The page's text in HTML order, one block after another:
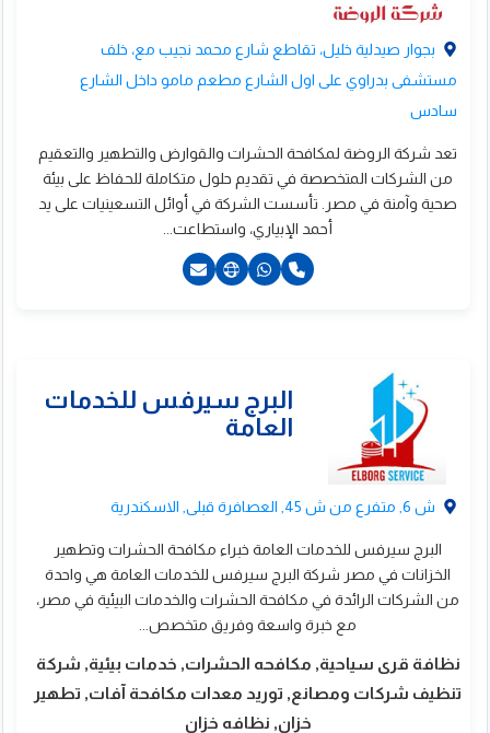
لمكافحة
بجوار صيدلية خليل، تقاطع شارع محمد نجيب مع، خلف
مستشفى بدراوي على اول الشارع مطعم مامو داخل الشارع
سادس
تعد شركة الروضة لمكافحة الحشرات والقوارض والتطهير والتعقيم
من الشركات المتخصصة في تقديم حلول متكاملة للحفاظ على بيئة
صحية وآمنة في مصر. تأسست الشركة في أوائل التسعينيات على يد
أحمد الإبياري، واستطاعت...
ش 6, متفرع من ش 45, العصافرة قبلى, الاسكندرية
البرج سيرفس للخدمات العامة خبراء مكافحة الحشرات وتطهير
الخزانات في مصر شركة البرج سيرفس للخدمات العامة هي واحدة
من الشركات الرائدة في مكافحة الحشرات والخدمات البيئية في مصر،
مع خبرة واسعة وفريق متخصص...
نظافة قرى سياحية, مكافحه الحشرات, خدمات بيئية, شركة
تنظيف شركات ومصانع, توريد معدات مكافحة آفات, تطهير
خزان, نظافه خزان